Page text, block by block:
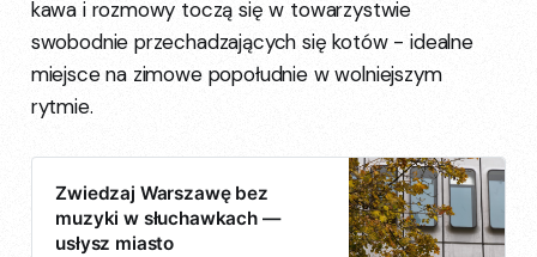
kawa i rozmowy toczą się w towarzystwie
swobodnie przechadzających się kotów - idealne
miejsce na zimowe popołudnie w wolniejszym
rytmie.
Zwiedzaj Warszawę bez
muzyki w słuchawkach —
usłysz miasto